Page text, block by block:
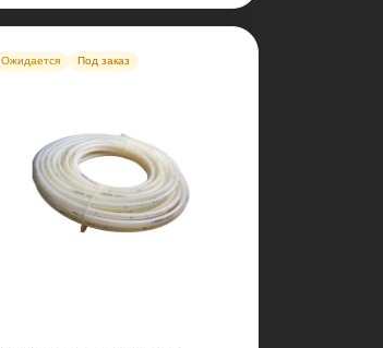
Ожидается Под заказ